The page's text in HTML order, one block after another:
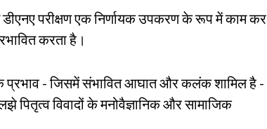
परीक्षण एक निर्णायक उपकरण के रूप में काम कर
करता है।
प्रभाव - जिसमें संभावित आघात और कलंक शामिल है -
पितृत्व विवादों के मनोवैज्ञानिक और सामाजिक